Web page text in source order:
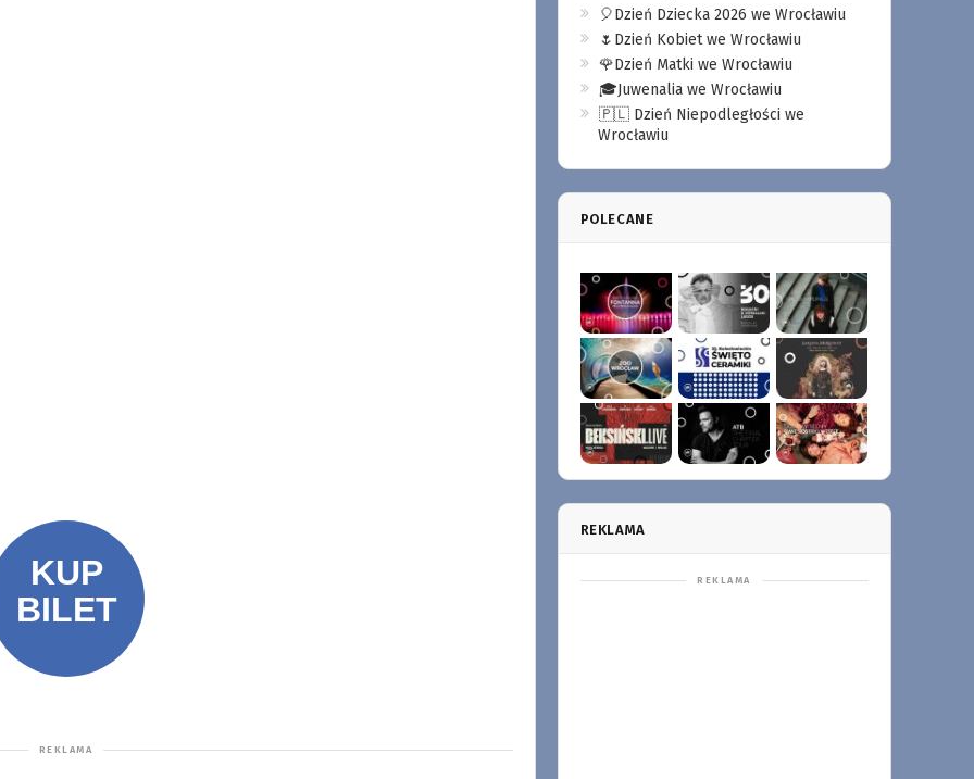
🎈Dzień Dziecka 2026 we Wrocławiu
🌷Dzień Kobiet we Wrocławiu
🌹Dzień Matki we Wrocławiu
🎓Juwenalia we Wrocławiu
🇵🇱 Dzień Niepodległości we
Wrocławiu
POLECANE
REKLAMA